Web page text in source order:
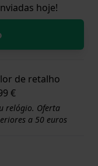
hoje!
de retalho
€
relógio. Oferta
a 50 euros